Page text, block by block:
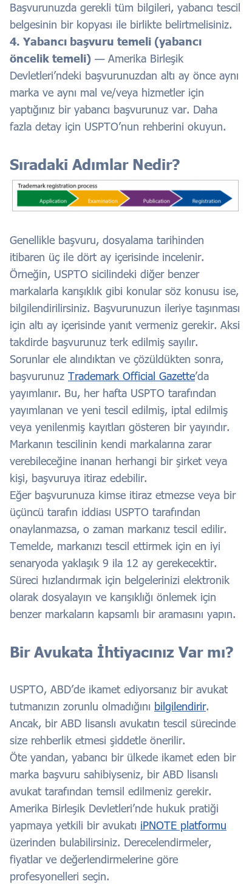
Başvurunuzda gerekli tüm bilgileri, yabancı tescil
belgesinin bir kopyası ile birlikte belirtmelisiniz.
4. Yabancı başvuru temeli (yabancı
öncelik temeli) — Amerika Birleşik
Devletleri’ndeki başvurunuzdan altı ay önce aynı
marka ve aynı mal ve/veya hizmetler için
yaptığınız bir yabancı başvurunuz var. Daha
fazla detay için USPTO’nun rehberini okuyun.
Sıradaki Adımlar Nedir?
Genellikle başvuru, dosyalama tarihinden
itibaren üç ile dört ay içerisinde incelenir.
Örneğin, USPTO sicilindeki diğer benzer
markalarla karışıklık gibi konular söz konusu ise,
bilgilendirilirsiniz. Başvurunuzun ileriye taşınması
için altı ay içerisinde yanıt vermeniz gerekir. Aksi
takdirde başvurunuz terk edilmiş sayılır.
Sorunlar ele alındıktan ve çözüldükten sonra,
başvurunuz Trademark Official Gazette’da
yayımlanır. Bu, her hafta USPTO tarafından
yayımlanan ve yeni tescil edilmiş, iptal edilmiş
veya yenilenmiş kayıtları gösteren bir yayındır.
Markanın tescilinin kendi markalarına zarar
verebileceğine inanan herhangi bir şirket veya
kişi, başvuruya itiraz edebilir.
Eğer başvurunuza kimse itiraz etmezse veya bir
üçüncü tarafın iddiası USPTO tarafından
onaylanmazsa, o zaman markanız tescil edilir.
Temelde, markanızı tescil ettirmek için en iyi
senaryoda yaklaşık 9 ila 12 ay gerekecektir.
Süreci hızlandırmak için belgelerinizi elektronik
olarak dosyalayın ve karışıklığı önlemek için
benzer markaların kapsamlı bir aramasını yapın.
Bir Avukata İhtiyacınız Var mı?
USPTO, ABD’de ikamet ediyorsanız bir avukat
tutmanızın zorunlu olmadığını bilgilendirir.
Ancak, bir ABD lisanslı avukatın tescil sürecinde
size rehberlik etmesi şiddetle önerilir.
Öte yandan, yabancı bir ülkede ikamet eden bir
marka başvuru sahibiyseniz, bir ABD lisanslı
avukat tarafından temsil edilmeniz gerekir.
Amerika Birleşik Devletleri’nde hukuk pratiği
yapmaya yetkili bir avukatı iPNOTE platformu
üzerinden bulabilirsiniz. Derecelendirmeler,
fiyatlar ve değerlendirmelerine göre
profesyonelleri seçin.